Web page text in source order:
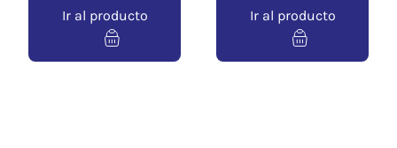
Ir al producto Ir al producto